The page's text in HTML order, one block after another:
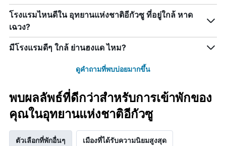
โรงแรมไหนดีใน อุทยานแห่งชาติอีกัวซู ที่อยู่ใกล้ หาด
เฉวง?
มีโรงแรมดีๆ ใกล้ ย่านฮงแด ไหม?
ดูคำถามที่พบบ่อยมากขึ้น
พบผลลัพธ์ที่ดีกว่าสำหรับการเข้าพักของ
คุณในอุทยานแห่งชาติอีกัวซู
ตัวเลือกที่พักอื่นๆ เมืองที่ได้รับความนิยมสูงสุด